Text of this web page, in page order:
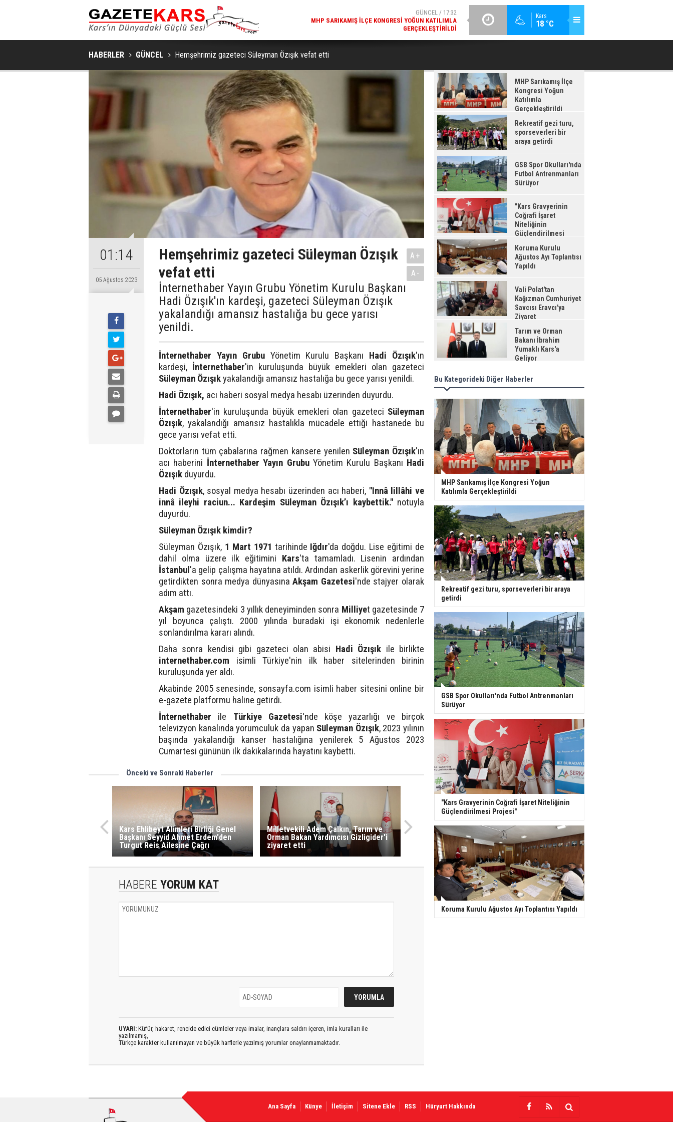
Kars
18 °C
GÜNCEL / 17:08
REKREATIF GEZI TURU, SPORSEVERLERI BIR ARAYA GETIRDI
GSB SPOR OKULLARI'NDA FUTBOL ANTRENMANLARI SÜRÜYOR
HABERLER GÜNCEL Hemşehrimiz gazeteci Süleyman Özışık vefat etti
01:14
05 Ağustos 2023
Hemşehrimiz gazeteci Süleyman Özışık
vefat etti
İnternethaber Yayın Grubu Yönetim Kurulu Başkanı
Hadi Özışık'ın kardeşi, gazeteci Süleyman Özışık
yakalandığı amansız hastalığa bu gece yarısı
yenildi.
A+
A-
İnternethaber Yayın GrubuYönetim Kurulu Başkanı Hadi Özışık'ın
kardeşi, İnternethaber'in kuruluşunda büyük emekleri olan gazeteci
Süleyman Özışıkyakalandığı amansız hastalığa bu gece yarısı yenildi.
Hadi Özışık, acı haberi sosyal medya hesabı üzerinden duyurdu.
İnternethaber'in kuruluşunda büyük emekleri olan gazeteci Süleyman
Özışık, yakalandığı amansız hastalıkla mücadele ettiği hastanede bu
gece yarısı vefat etti.
Doktorların tüm çabalarına rağmen kansere yenilen Süleyman Özışık'ın
acı haberini İnternethaber Yayın GrubuYönetim Kurulu Başkanı Hadi
Özışık duyurdu.
Hadi Özışık, sosyal medya hesabı üzerinden acı haberi, "Innâ lillâhi ve
innâ ileyhi raciun... Kardeşim Süleyman Özışık’ı kaybettik."notuyla
duyurdu.
Süleyman Özışık kimdir?
Süleyman Özışık, 1 Mart 1971 tarihinde Iğdır'da doğdu. Lise eğitimi de
dahil olma üzere ilk eğitimini Kars'ta tamamladı. Lisenin ardından
İstanbul 'a gelip çalışma hayatına atıldı. Ardından askerlik görevini yerine
getirdikten sonra medya dünyasınaAkşam Gazetesi'nde stajyer olarak
adım attı.
Akşam gazetesindeki 3 yıllık deneyiminden sonra Milliyet gazetesinde 7
yıl boyunca çalıştı. 2000 yılında buradaki işi ekonomik nedenlerle
sonlandırılma kararı alındı.
Daha sonra kendisi gibi gazeteci olan abisi Hadi Özışık ile birlikte
internethaber.com isimli Türkiye'nin ilk haber sitelerinden birinin
kuruluşunda yer aldı.
Akabinde 2005 senesinde, sonsayfa.com isimli haber sitesini online bir
e-gazete platformu haline getirdi.
İnternethaber ile Türkiye Gazetesi'nde köşe yazarlığı ve birçok
televizyon kanalında yorumculuk da yapan Süleyman Özışık, 2023 yılının
başında yakalandığı kanser hastalığına yenilerek 5 Ağustos 2023
Cumartesi gününün ilk dakikalarında hayatını kaybetti.
Önceki ve Sonraki Haberler
Kars Ehlibeyt Alimleri Birliği Genel
Başkanı Seyyid Ahmet Erdem'den
Turgut Reis Ailesine Çağrı
Milletvekili Adem Çalkın, Tarım ve
Orman Bakan Yardımcısı Gizligider'i
ziyaret etti
HABERE YORUM KAT
UYARI: Küfür, hakaret, rencide edici cümleler veya imalar, inançlara saldırı içeren, imla kuralları ile
yazılmamış,
Türkçe karakter kullanılmayan ve büyük harflerle yazılmış yorumlar onaylanmamaktadır.
MHP Sarıkamış İlçe
Kongresi Yoğun
Katılımla
Gerçekleştirildi
Rekreatif gezi turu,
sporseverleri bir
araya getirdi
GSB Spor Okulları'nda
Futbol Antrenmanları
Sürüyor
"Kars Gravyerinin
Coğrafi İşaret
Niteliğinin
Güçlendirilmesi
Projesi"
Koruma Kurulu
Ağustos Ayı Toplantısı
Yapıldı
Vali Polat'tan
Kağızman Cumhuriyet
Savcısı Eravcı'ya
Ziyaret
Tarım ve Orman
Bakanı İbrahim
Yumaklı Kars'a
Geliyor
Bu Kategorideki Diğer Haberler
MHP Sarıkamış İlçe Kongresi Yoğun
Katılımla Gerçekleştirildi
Rekreatif gezi turu, sporseverleri bir araya
getirdi
GSB Spor Okulları'nda Futbol Antrenmanları
Sürüyor
"Kars Gravyerinin Coğrafi İşaret Niteliğinin
Güçlendirilmesi Projesi"
Koruma Kurulu Ağustos Ayı Toplantısı Yapıldı
Ana Sayfa Künye İletişim Sitene Ekle RSS Hüryurt Hakkında